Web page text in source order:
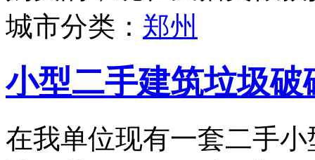
城市分类： 郑州
小型二手建筑垃圾破
在我单位现有一套二手